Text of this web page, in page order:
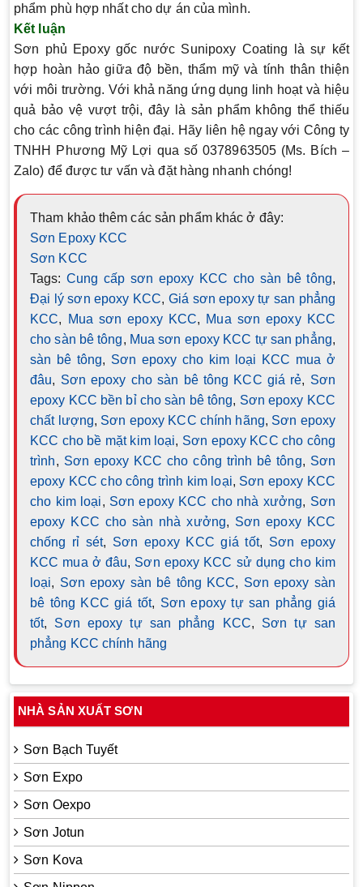
phẩm phù hợp nhất cho dự án của mình.
Kết luận
Sơn phủ Epoxy gốc nước Sunipoxy Coating là sự kết
hợp hoàn hảo giữa độ bền, thẩm mỹ và tính thân thiện
với môi trường. Với khả năng ứng dụng linh hoạt và hiệu
quả bảo vệ vượt trội, đây là sản phẩm không thể thiếu
cho các công trình hiện đại. Hãy liên hệ ngay với Công ty
TNHH Phương Mỹ Lợi qua số 0378963505 (Ms. Bích –
Zalo) để được tư vấn và đặt hàng nhanh chóng!
Tham khảo thêm các sản phẩm khác ở đây:
Sơn Epoxy KCC
Sơn KCC
Tags: Cung cấp sơn epoxy KCC cho sàn bê tông,
Đại lý sơn epoxy KCC, Giá sơn epoxy tự san phẳng
KCC, Mua sơn epoxy KCC, Mua sơn epoxy KCC
cho sàn bê tông, Mua sơn epoxy KCC tự san phẳng,
sàn bê tông, Sơn epoxy cho kim loại KCC mua ở
đâu, Sơn epoxy cho sàn bê tông KCC giá rẻ, Sơn
epoxy KCC bền bỉ cho sàn bê tông, Sơn epoxy KCC
chất lượng, Sơn epoxy KCC chính hãng, Sơn epoxy
KCC cho bề mặt kim loại, Sơn epoxy KCC cho công
trình, Sơn epoxy KCC cho công trình bê tông, Sơn
epoxy KCC cho công trình kim loại, Sơn epoxy KCC
cho kim loại, Sơn epoxy KCC cho nhà xưởng, Sơn
epoxy KCC cho sàn nhà xưởng, Sơn epoxy KCC
chống rỉ sét, Sơn epoxy KCC giá tốt, Sơn epoxy
KCC mua ở đâu, Sơn epoxy KCC sử dụng cho kim
loại, Sơn epoxy sàn bê tông KCC, Sơn epoxy sàn
bê tông KCC giá tốt, Sơn epoxy tự san phẳng giá
tốt, Sơn epoxy tự san phẳng KCC, Sơn tự san
phẳng KCC chính hãng
NHÀ SẢN XUẤT SƠN
Sơn Bạch Tuyết
Sơn Expo
Sơn Oexpo
Sơn Jotun
Sơn Kova